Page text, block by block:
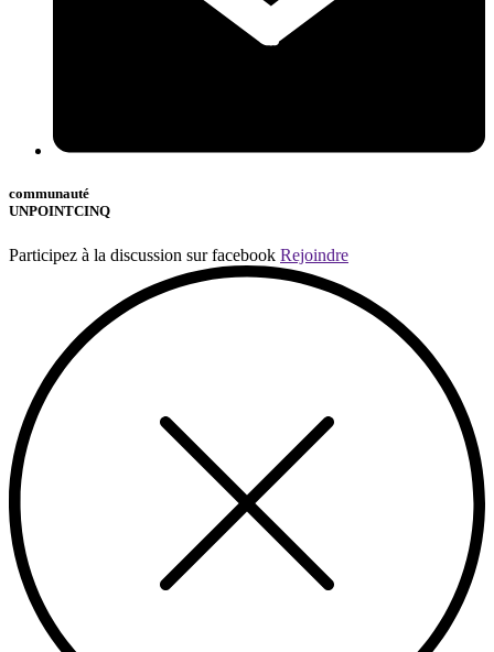
communauté
UNPOINTCINQ
Participez à la discussion sur facebook Rejoindre